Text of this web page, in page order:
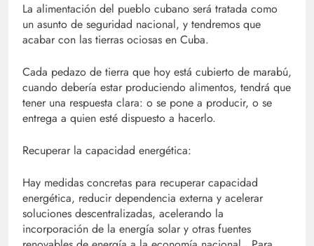
La alimentación del pueblo cubano será tratada como
un asunto de seguridad nacional, y tendremos que
acabar con las tierras ociosas en Cuba.
Cada pedazo de tierra que hoy está cubierto de marabú,
cuando debería estar produciendo alimentos, tendrá que
tener una respuesta clara: o se pone a producir, o se
entrega a quien esté dispuesto a hacerlo.
Recuperar la capacidad energética:
Hay medidas concretas para recuperar capacidad
energética, reducir dependencia externa y acelerar
soluciones descentralizadas, acelerando la
incorporación de la energía solar y otras fuentes